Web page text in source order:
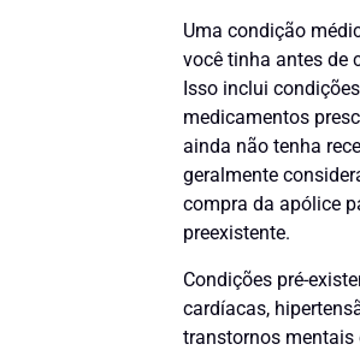
Uma condição
você tinha antes de
Isso inclui
medicamentos
ainda não tenha
geralmente
compra da apólice
preexistente.
Condições pré-
cardíacas,
transtornos mentais